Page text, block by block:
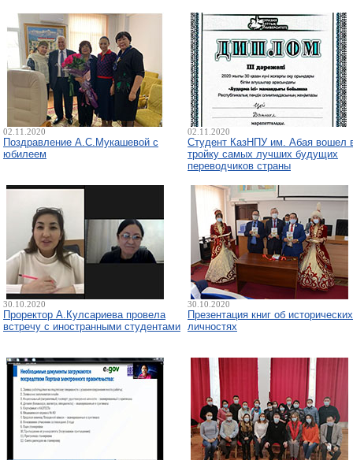
02.11.2020
Поздравление А.С.Мукашевой с
юбилеем
02.11.2020
Студент КазНПУ им. Абая вошел
тройку самых лучших будущих
переводчиков страны
30.10.2020
Проректор А.Кулсариева провела
встречу с иностранными студентами
30.10.2020
Презентация книг об исторических
личностях